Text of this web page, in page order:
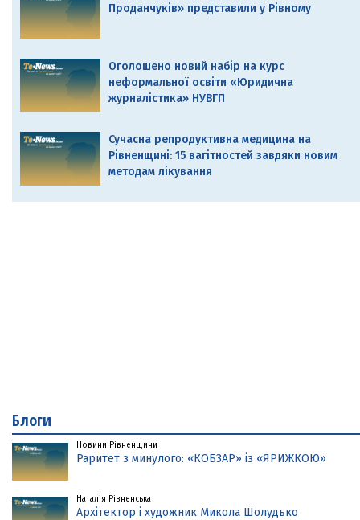
Проданчуків» представили у Рівному
Оголошено новий набір на курс
неформальної освіти «Юридична
журналістика» НУВГП
Сучасна репродуктивна медицина на
Рівненщині: 15 вагітностей завдяки новим
методам лікування
Блоги
Новини Рівненщини
Раритет з минулого: «КОБЗАР» із «ЯРИЖКОЮ»
Наталія Рівненська
Архітектор і художник Микола Шолудько